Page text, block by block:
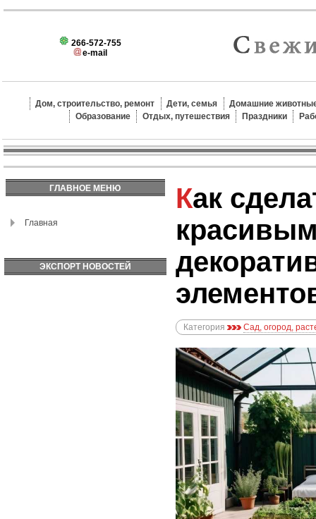
266-572-755
e-mail
Дом, строительство, ремонт Дети, семья
Домашние
Образование
Отдых, путешествия Праздники
ГЛАВНОЕ МЕНЮ
Главная
ЭКСПОРТ НОВОСТЕЙ
Как сделать сад
Категория Сад, огород,